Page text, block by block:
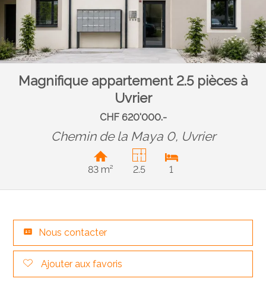
Magnifique appartement 2.5 pièces à
Uvrier
CHF 620'000.-
Chemin de la Maya 0, Uvrier
83 m² 2.5 1
Nous contacter
Ajouter aux favoris